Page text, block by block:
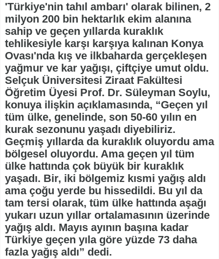
'Türkiye'nin tahıl ambarı' olarak bilinen, 2
milyon 200 bin hektarlık ekim alanına
sahip ve geçen yıllarda kuraklık
tehlikesiyle karşı karşıya kalınan Konya
Ovası'nda kış ve ilkbaharda gerçekleşen
yağmur ve kar yağışı, çiftçiye umut oldu.
Selçuk Üniversitesi Ziraat Fakültesi
Öğretim Üyesi Prof. Dr. Süleyman Soylu,
konuya ilişkin açıklamasında, “Geçen yıl
tüm ülke, genelinde, son 50-60 yılın en
kurak sezonunu yaşadı diyebiliriz.
Geçmiş yıllarda da kuraklık oluyordu ama
bölgesel oluyordu. Ama geçen yıl tüm
ülke hattında çok büyük bir kuraklık
yaşadı. Bir, iki bölgemiz kısmi yağış aldı
ama çoğu yerde bu hissedildi. Bu yıl da
tam tersi olarak, tüm ülke hattında aşağı
yukarı uzun yıllar ortalamasının üzerinde
yağış aldı. Mayıs ayının başına kadar
Türkiye geçen yıla göre yüzde 73 daha
fazla yağış aldı” dedi.